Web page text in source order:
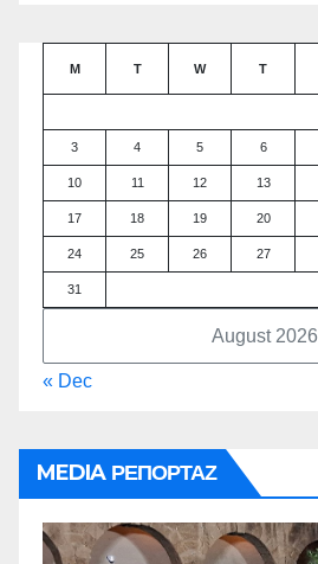
August 2026
M T W T
3 4 5 6
10 11 12 13
17 18 19 20
24 25 26 27
31
« Dec
MEDIA ΡΕΠΟΡΤΑΖ